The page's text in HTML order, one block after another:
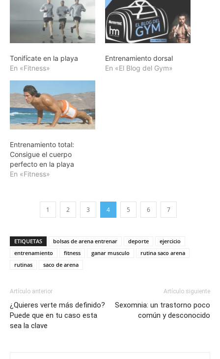
Tonifícate en la playa
En «Fitness»
Entrenamiento dorsal
En «El Blog del Gym»
Entrenamiento total:
Consigue el cuerpo
perfecto en la playa
En «Fitness»
1 2 3 4 5 6 7
ETIQUETAS bolsas de arena entrenar deporte
ejercicio
entrenamiento
fitness ganar musculo
rutina saco arena
rutinas
saco de arena
Artículo anterior
¿Quieres verte más definido?
Puede que en tu caso esta
sea la clave
Artículo siguiente
Sexomnia: un trastorno poco
común y desconocido